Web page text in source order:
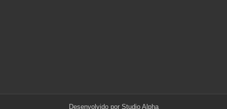
Desenvolvido por Studio Alpha